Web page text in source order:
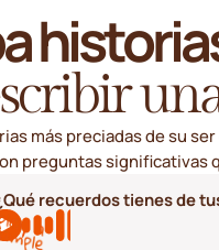
más preciadas de su
preguntas significativas
recuerdos tienes de